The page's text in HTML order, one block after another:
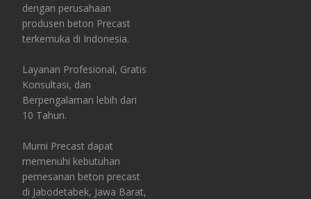
dengan perusahaan
produsen beton Precast
terkemuka di Indonesia.
Layanan Profesional, Gratis
Konsultasi, dan
Berpengalaman lebih dari
10 Tahun.
Murni Precast dapat
memenuhi kebutuhan
pemesanan beton precast
di Jabodetabek, Jawa Barat,